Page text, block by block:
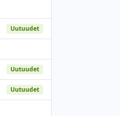
Uutuudet
Uutuudet
Uutuudet